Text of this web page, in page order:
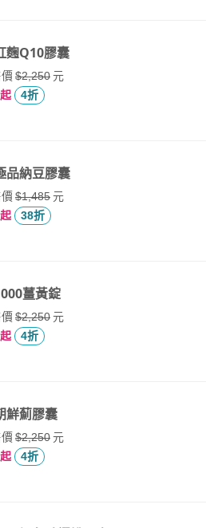
麴Q10膠囊
$2,250元
起 4折
品納豆膠囊
$1,485元
起 38折
薑黃錠
$2,250元
起 4折
鮮薊膠囊
$2,250元
起 4折